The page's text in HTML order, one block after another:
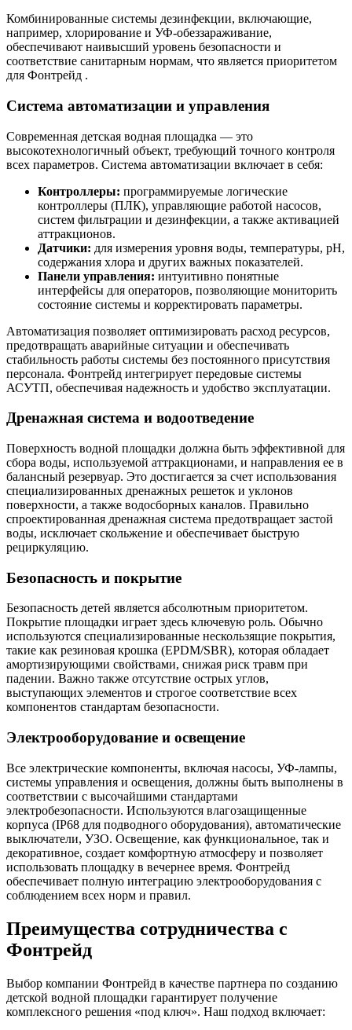
Комбинированные системы дезинфекции, включающие,
например, хлорирование и УФ-обеззараживание,
обеспечивают наивысший уровень безопасности и
соответствие санитарным нормам, что является приоритетом
для Фонтрейд .
Система автоматизации и управления
Современная детская водная площадка — это
высокотехнологичный объект, требующий точного контроля
всех параметров. Система автоматизации включает в себя:
Контроллеры: программируемые логические
контроллеры (ПЛК), управляющие работой насосов,
систем фильтрации и дезинфекции, а также активацией
аттракционов.
Датчики: для измерения уровня воды, температуры, pH,
содержания хлора и других важных показателей.
Панели управления: интуитивно понятные
интерфейсы для операторов, позволяющие мониторить
состояние системы и корректировать параметры.
Автоматизация позволяет оптимизировать расход ресурсов,
предотвращать аварийные ситуации и обеспечивать
стабильность работы системы без постоянного присутствия
персонала. Фонтрейд интегрирует передовые системы
АСУТП, обеспечивая надежность и удобство эксплуатации.
Дренажная система и водоотведение
Поверхность водной площадки должна быть эффективной для
сбора воды, используемой аттракционами, и направления ее в
балансный резервуар. Это достигается за счет использования
специализированных дренажных решеток и уклонов
поверхности, а также водосборных каналов. Правильно
спроектированная дренажная система предотвращает застой
воды, исключает скольжение и обеспечивает быструю
рециркуляцию.
Безопасность и покрытие
Безопасность детей является абсолютным приоритетом.
Покрытие площадки играет здесь ключевую роль. Обычно
используются специализированные нескользящие покрытия,
такие как резиновая крошка (EPDM/SBR), которая обладает
амортизирующими свойствами, снижая риск травм при
падении. Важно также отсутствие острых углов,
выступающих элементов и строгое соответствие всех
компонентов стандартам безопасности.
Электрооборудование и освещение
Все электрические компоненты, включая насосы, УФ-лампы,
системы управления и освещения, должны быть выполнены в
соответствии с высочайшими стандартами
электробезопасности. Используются влагозащищенные
корпуса (IP68 для подводного оборудования), автоматические
выключатели, УЗО. Освещение, как функциональное, так и
декоративное, создает комфортную атмосферу и позволяет
использовать площадку в вечернее время. Фонтрейд
обеспечивает полную интеграцию электрооборудования с
соблюдением всех норм и правил.
Преимущества сотрудничества с
Фонтрейд
Выбор компании Фонтрейд в качестве партнера по созданию
детской водной площадки гарантирует получение
комплексного решения «под ключ». Наш подход включает: